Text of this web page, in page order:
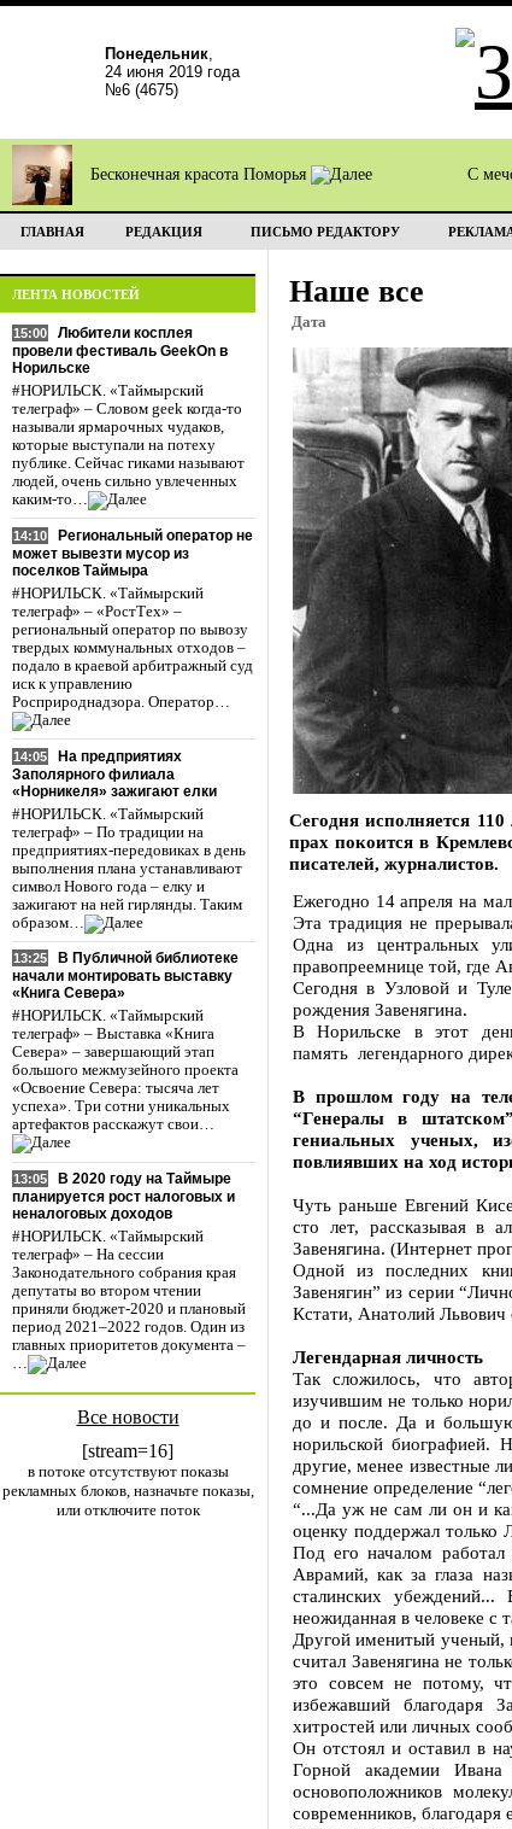
Понедельник,
24 июня 2019 года
№6 (4675)
Бесконечная красота Поморья С
ГЛАВНАЯ РЕДАКЦИЯ ПИСЬМО РЕДАКТОРУ
ЛЕНТА НОВОСТЕЙ
15:00
Любители косплея
провели фестиваль GeekOn в
Норильске
#НОРИЛЬСК. «Таймырский
телеграф» – Словом geek когда-то
называли ярмарочных чудаков,
которые выступали на потеху
публике. Сейчас гиками называют
людей, очень сильно увлеченных
каким-то…
14:10
Региональный оператор не
может вывезти мусор из
поселков Таймыра
#НОРИЛЬСК. «Таймырский
телеграф» – «РостТех» –
региональный оператор по вывозу
твердых коммунальных отходов –
подало в краевой арбитражный суд
иск к управлению
Росприроднадзора. Оператор…
14:05
На предприятиях
Заполярного филиала
«Норникеля» зажигают елки
#НОРИЛЬСК. «Таймырский
телеграф» – По традиции на
предприятиях-передовиках в день
выполнения плана устанавливают
символ Нового года – елку и
зажигают на ней гирлянды. Таким
образом…
13:25
В Публичной библиотеке
начали монтировать выставку
«Книга Севера»
#НОРИЛЬСК. «Таймырский
телеграф» – Выставка «Книга
Севера» – завершающий этап
большого межмузейного проекта
«Освоение Севера: тысяча лет
успеха». Три сотни уникальных
артефактов расскажут свои…
13:05
В 2020 году на Таймыре
планируется рост налоговых и
неналоговых доходов
#НОРИЛЬСК. «Таймырский
телеграф» – На сессии
Законодательного собрания края
депутаты во втором чтении
приняли бюджет-2020 и плановый
период 2021–2022 годов. Один из
главных приоритетов документа –
…
Все новости
[stream=16]
в потоке отсутствуют показы
рекламных блоков, назначьте показы,
или отключите поток
Наше все
Дата
Сегодня исполняется
прах покоится в
писателей, журналистов.
Ежегодно 14 апреля на
Эта традиция не
Одна из центральных
правопреемнице той, где
Сегодня в Узловой и
рождения Завенягина.
В Норильске в этот
память легендарного
В прошлом году на
“Генералы в
гениальных ученых,
повлиявших на ход
Чуть раньше Евгений
сто лет, рассказывая в
Завенягина. (Интернет
Одной из последних
Завенягин” из серии
Кстати, Анатолий
Легендарная личность
Так сложилось, что
изучившим не только
до и после. Да и большую
норильской
другие, менее известные
сомнение определение
“...Да уж не сам ли он и
оценку поддержал только
Под его началом
Аврамий, как за глаза
сталинских
неожиданная в человеке с
Другой именитый ученый,
считал Завенягина не
это совсем не потому,
избежавший благодаря
хитростей или личных
Он отстоял и оставил в
Горной академии
основоположников
современников,